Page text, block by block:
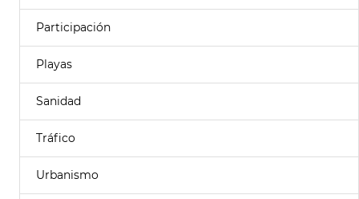
Participación
Playas
Sanidad
Tráfico
Urbanismo